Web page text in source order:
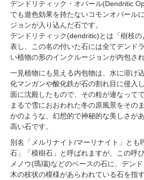
デンドリティック・オパール(Dendritic
でも遊色効果を持たないコモンオパール
ジョンが入り込んだ石です。
デンドリティック(dendritic)とは「樹枝
表し、この名の付いた石には全てデンド
い植物の形のインクルージョンが内包され
一見植物にも見える内包物は、水に溶け
化マンガンや酸化鉄が石の割れ目に侵入
面に沈殿したもので、その粒が連なって
まるで雪におおわれた冬の原風景をその
かのような、幻想的で神秘的な美しさが
高い石です。
別名「メルリナイト/マーリナイト」とも
石」「模樹石」と呼ばれますが、この呼
メノウ(瑪瑙)などのベースの石に、デン
木の枝状の模様があらわれている石を指